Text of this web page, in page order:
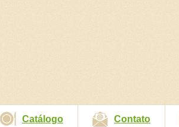
Catálogo Contato